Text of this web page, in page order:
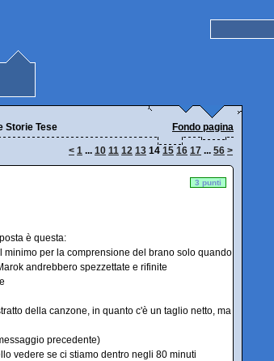
Storie Tese Fondo pagina
< 1 ... 10 11 12 13 14 15 16 17 ... 56 >
3 punti
è questa:
per la comprensione del brano solo quando
andrebbero spezzettate e rifinite
della canzone, in quanto c'è un taglio netto, ma
precedente)
vedere se ci stiamo dentro negli 80 minuti